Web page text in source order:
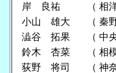
岸 良祐
（ 相
小山 雄大
（ 秦
澁谷 拓果
（ 中
鈴木 杏菜
（ 相
荻野 将司
（ 神